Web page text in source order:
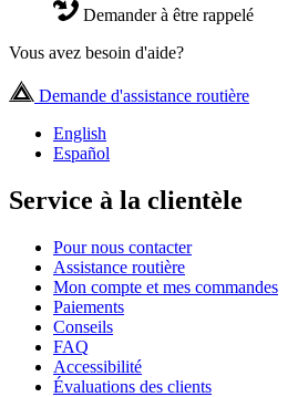
Demander à être rappelé
Vous avez besoin d'aide?
Demande d'assistance routière
English
Español
Service à la clientèle
Pour nous contacter
Assistance routière
Mon compte et mes commandes
Paiements
Conseils
FAQ
Accessibilité
Évaluations des clients